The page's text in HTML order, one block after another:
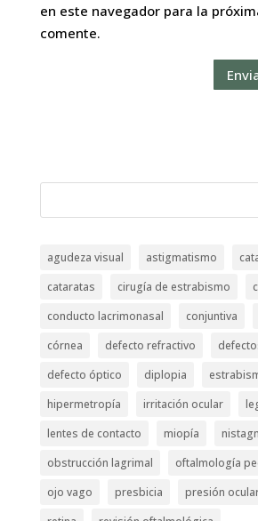
en este navegador para la
comente.
agudeza visual astigmatismo
cataratas
cirugía de estrabismo
conducto lacrimonasal
conjuntiva
córnea
defecto refractivo
defecto óptico
diplopia
hipermetropía
irritación ocular
lentes de contacto
miopía
obstrucción lagrimal
oftalmología
ojo vago
presbicia presión